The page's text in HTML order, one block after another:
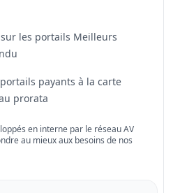
les portails Meilleurs
payants à la carte
prorata
en interne par le réseau AV
au mieux aux besoins de nos